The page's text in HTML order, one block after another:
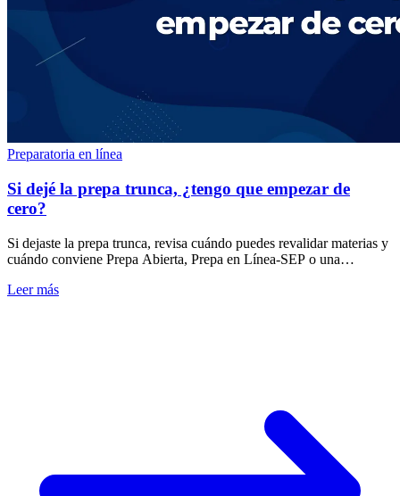
Preparatoria en línea
Si dejé la prepa trunca, ¿tengo que empezar de
cero?
Si dejaste la prepa trunca, revisa cuándo puedes revalidar materias y
cuándo conviene Prepa Abierta, Prepa en Línea-SEP o una
Leer más